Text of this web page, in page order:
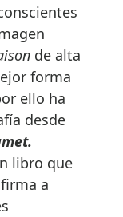
de alta
forma
ello ha
desde
libro que
a